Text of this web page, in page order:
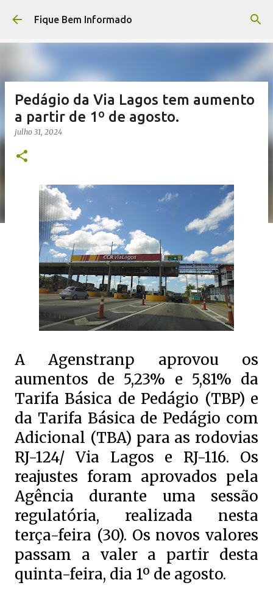
Pular para o conteúdo principal
Fique Bem Informado
Pedágio da Via Lagos tem aumento
a partir de 1º de agosto.
julho 31, 2024
A Agenstranp aprovou os
aumentos de 5,23% e 5,81% da
Tarifa Básica de Pedágio (TBP) e
da Tarifa Básica de Pedágio com
Adicional (TBA) para as rodovias
RJ-124/ Via Lagos e RJ-116. Os
reajustes foram aprovados pela
Agência durante uma sessão
regulatória, realizada nesta
terça-feira (30). Os novos valores
passam a valer a partir desta
quinta-feira, dia 1º de agosto.